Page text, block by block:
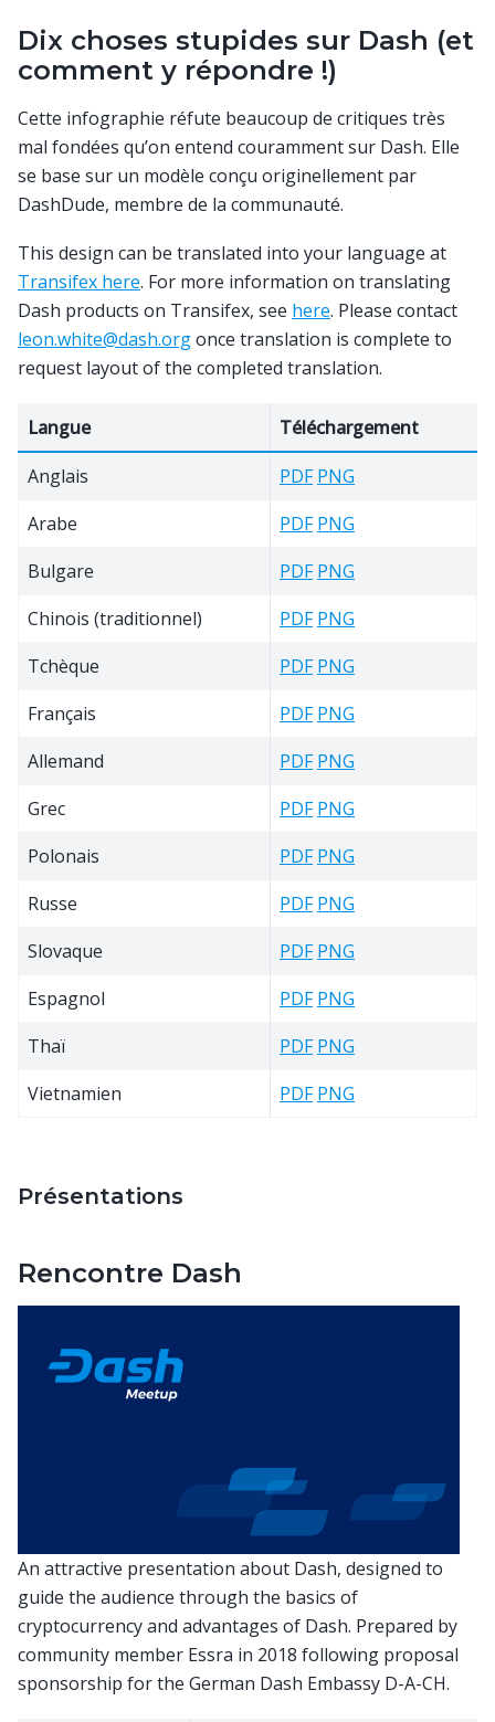
Dix choses stupides sur Dash (et
comment y répondre !)
Cette infographie réfute beaucoup de critiques très
mal fondées qu’on entend couramment sur Dash. Elle
se base sur un modèle conçu originellement par
DashDude, membre de la communauté.
This design can be translated into your language at
Transifex here. For more information on translating
Dash products on Transifex, see here. Please contact
leon.white@dash.orgonce translation is complete to
request layout of the completed translation.
Langue
Téléchargement
Anglais
PDF PNG
Arabe
PDF PNG
Bulgare
PDF PNG
Chinois (traditionnel)
PDF PNG
Tchèque
PDF PNG
Français
PDF PNG
Allemand
PDF PNG
Grec
PDF PNG
Polonais
PDF PNG
Russe
PDF PNG
Slovaque
PDF PNG
Espagnol
PDF PNG
Thaï
PDF PNG
Vietnamien
PDF PNG
Présentations
Rencontre Dash
An attractive presentation about Dash, designed to
guide the audience through the basics of
cryptocurrency and advantages of Dash. Prepared by
community member Essra in 2018 following proposal
sponsorship for the German Dash Embassy D-A-CH.